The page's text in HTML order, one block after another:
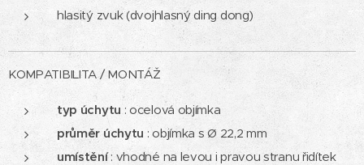
hlasitý zvuk (dvojhlasný ding dong)
KOMPATIBILITA / MONTÁŽ
typ úchytu : ocelová objímka
průměr úchytu : objímka s Ø 22,2 mm
umístění: vhodné na levou i pravou stranu řidítek